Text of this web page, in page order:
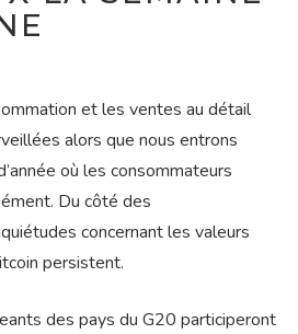
et les ventes au détail
alors que nous entrons
où les consommateurs
Du côté des
concernant les valeurs
persistent.
des pays du G20 participeront